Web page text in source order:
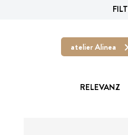
atelier Alinea
RELEVANZ